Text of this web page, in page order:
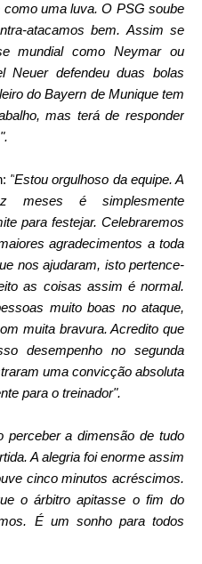
uma luva. O PSG soube
atacamos bem. Assim se
mundial como Neymar ou
Neuer defendeu duas bolas
do Bayern de Munique tem
mas terá de responder
"Estou orgulhoso da equipe. A
meses é simplesmente
para festejar. Celebraremos
agradecimentos a toda
nos ajudaram, isto pertence-
as coisas assim é normal.
muito boas no ataque,
muita bravura. Acredito que
desempenho no segunda
uma convicção absoluta
para o treinador".
perceber a dimensão de tudo
A alegria foi enorme assim
cinco minutos acréscimos.
o árbitro apitasse o fim do
É um sonho para todos